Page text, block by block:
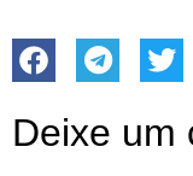
Deixe um